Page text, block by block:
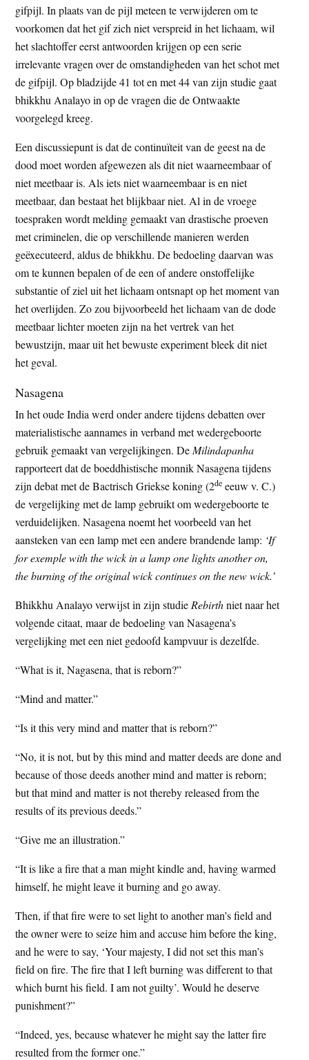
gifpijl. In plaats van de pijl meteen te verwijderen om te
voorkomen dat het gif zich niet verspreid in het lichaam, wil
het slachtoffer eerst antwoorden krijgen op een serie
irrelevante vragen over de omstandigheden van het schot met
de gifpijl. Op bladzijde 41 tot en met 44 van zijn studie gaat
bhikkhu Analayo in op de vragen die de Ontwaakte
voorgelegd kreeg.
Een discussiepunt is dat de continuïteit van de geest na de
dood moet worden afgewezen als dit niet waarneembaar of
niet meetbaar is. Als iets niet waarneembaar is en niet
meetbaar, dan bestaat het blijkbaar niet. Al in de vroege
toespraken wordt melding gemaakt van drastische proeven
met criminelen, die op verschillende manieren werden
geëxecuteerd, aldus de bhikkhu. De bedoeling daarvan was
om te kunnen bepalen of de een of andere onstoffelijke
substantie of ziel uit het lichaam ontsnapt op het moment van
het overlijden. Zo zou bijvoorbeeld het lichaam van de dode
meetbaar lichter moeten zijn na het vertrek van het
bewustzijn, maar uit het bewuste experiment bleek dit niet
het geval.
Nasagena
In het oude India werd onder andere tijdens debatten over
materialistische aannames in verband met wedergeboorte
gebruik gemaakt van vergelijkingen. De Milindapanha
rapporteert dat de boeddhistische monnik Nasagena tijdens
zijn debat met de Bactrisch Griekse koning (2de eeuw v. C.)
de vergelijking met de lamp gebruikt om wedergeboorte te
verduidelijken. Nasagena noemt het voorbeeld van het
aansteken van een lamp met een andere brandende lamp: ‘If
for exemple with the wick in a lamp one lights another on,
the burning of the original wick continues on the new wick.’
Bhikkhu Analayo verwijst in zijn studie Rebirthniet naar het
volgende citaat, maar de bedoeling van Nasagena’s
vergelijking met een niet gedoofd kampvuur is dezelfde.
“What is it, Nagasena, that is reborn?”
“Mind and matter.”
“Is it this very mind and matter that is reborn?”
“No, it is not, but by this mind and matter deeds are done and
because of those deeds another mind and matter is reborn;
but that mind and matter is not thereby released from the
results of its previous deeds.”
“Give me an illustration.”
“It is like a fire that a man might kindle and, having warmed
himself, he might leave it burning and go away.
Then, if that fire were to set light to another man’s field and
the owner were to seize him and accuse him before the king,
and he were to say, ‘Your majesty, I did not set this man’s
field on fire. The fire that I left burning was different to that
which burnt his field. I am not guilty’. Would he deserve
punishment?”
“Indeed, yes, because whatever he might say the latter fire
resulted from the former one.”